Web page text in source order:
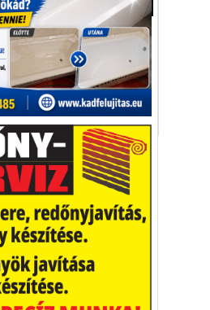
szereplő is nyitott
nem döntöttek az
karácsony
őrület
extrém
teremt, nagyon
kalandot, kihívást
cikkei